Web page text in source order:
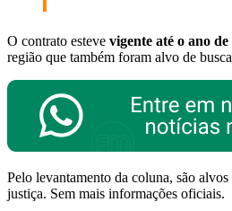
O contrato esteve vigente até o ano de
região que também foram alvo de
Pelo levantamento da coluna, são
justiça. Sem mais informações oficiais.